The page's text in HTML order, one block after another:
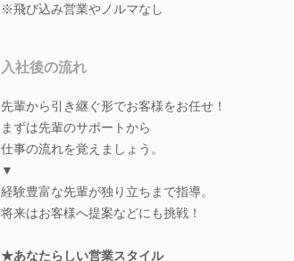
※飛び込み営業やノルマなし
入社後の流れ
先輩から引き継ぐ形でお客様をお任せ！
まずは先輩のサポートから
仕事の流れを覚えましょう。
▼
経験豊富な先輩が独り立ちまで指導。
将来はお客様へ提案などにも挑戦！
★あなたらしい営業スタイル